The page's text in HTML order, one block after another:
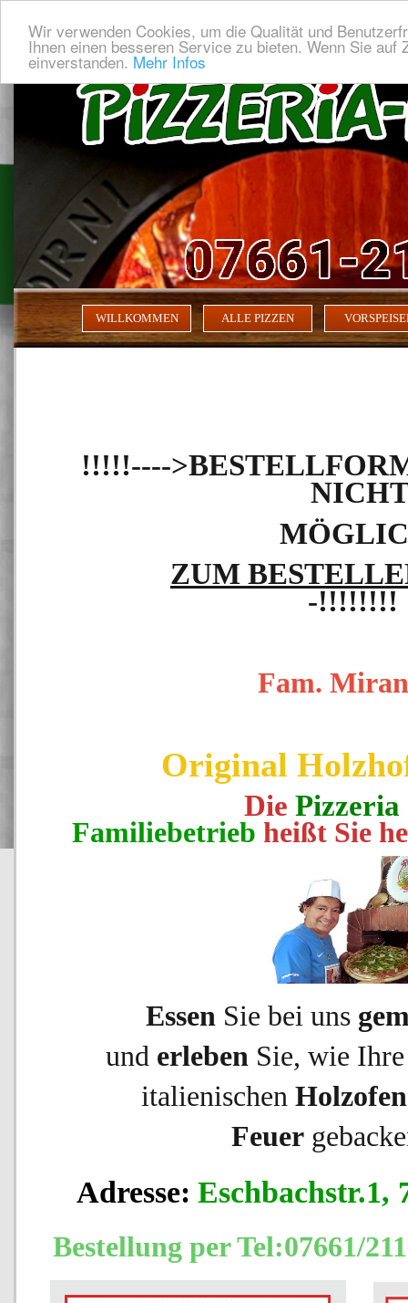
Wir verwenden Cookies, um die Qualität und
Ihnen einen besseren Service zu bieten. Wenn Sie
einverstanden. Mehr Infos
WILLKOMMEN ALLE PIZZEN
!!!!!----
ZUM
-
Fam.
Original
Die Pizzeria
Familiebetrieb heißt Sie
EssenSie bei uns
und erlebenSie, wie
italienischen Holzofen
Feuer
Adresse: Eschbachstr.1,
Bestellung per Tel:07661/